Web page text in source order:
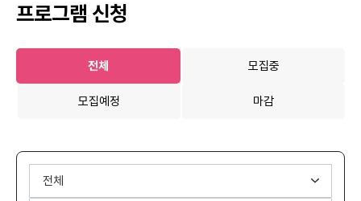
프로그램 신청
전체 모집중
모집예정 마감